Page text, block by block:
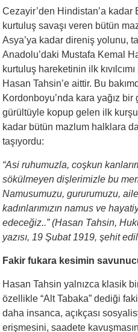
Cezayir’den Hindistan’a kadar
kurtuluş savaşı veren bütün
Asya’ya kadar direniş yolunu,
Anadolu’daki Mustafa Kemal
kurtuluş hareketinin ilk
Hasan Tahsin’e aittir. Bu
Kordonboyu’nda kara yağız
gürültüyle kopup gelen ilk
kadar bütün mazlum halklara
taşıyordu:
“Asi ruhumuzla, coşkun
sökülmeyen dişlerimizle bu
Namusumuzu, gururumuzu,
kadınlarımızın namus ve
edeceğiz..” (Hasan Tahsin,
yazısı, 19 Şubat 1919, şehit
Fakir fukara kesimin
Hasan Tahsin yalnızca klasik
özellikle “Alt Tabaka” dediği
daha insanca, açıkçası
erişmesini, saadete